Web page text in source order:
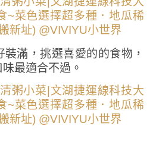
滿，挑選喜愛的的食物，
最適合不過。